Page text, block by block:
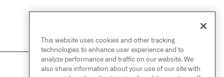
NEXT
This website uses cookies and other tracking
technologies to enhance user experience and to
analyze performance and traffic on our website. We
also share information about your use of our site with